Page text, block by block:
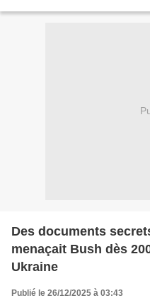
Des documents
menaçait Bush dès
Ukraine
Publié le 26/12/2025 à 03:43